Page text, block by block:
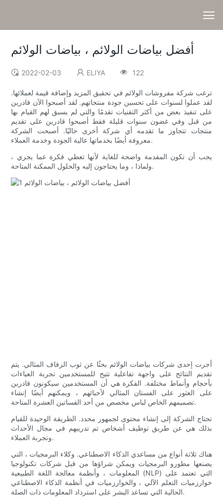
أفضل بياضات الولائم ، بياضات الولائم
2022-02-03 ELIYA 122
ترغب شركة مفروشات الولائم في تحقيق المزيد وإضافة قيمة لعملائها.
لقد عملوا لسنوات على تحسين جودة منتجاتهم. لقد أصبحوا الآن قادرين
على تنفيذ بعض من أكثر التقنيات تقدمًا والتي لم يسبق لهم القيام بها
من قبل وفي غضون سنوات قليلة فقط أصبحوا قادرين على تقديم
منتجات تتجاوز ما تقدمه أي شركة أخرى حاليًا. أصبحت الشركة
معروفة أيضًا بخدماتها عالية الجودة وخدمة العملاء.
يجب أن تكون المقدمة واضحة للغاية لأنها تعطي فكرة عما يجري ،
ولماذا ، وما يحتاجون إليه والحلول الممكنة المتاحة.
أجرت إحدى شركات بياضات الولائم بحثًا عن ثوب الزفاف المثالي. يتم
تقديم النتائج على واجهة تفاعلية تتيح للمستخدمين تجربة العباءات
بأحجام وأنماط مختلفة. الفكرة هي أن المستخدمين سيكونون قادرين
على العثور على الفستان المثالي لأحبائهم ، ويمكنهم أيضًا إنشاء
تصميمهم الخاص لباس مخصص من أحد الفساتين العشرة المتاحة.
تحتاج الشركة إلى إنشاء محتوى لجمهور محدد. الطريقة الوحيدة للقيام
بذلك هي عن طريق توظيف أشخاص تم تدريبهم في مجال الأحداث
وتجربة العملاء.
هناك ثلاثة أنواع من مساعدي الذكاء الاصطناعي. وكلاء البرمجيات ، التي
يصنعها مطورو البرمجيات ويمكن شراؤها من قبل شركات تكنولوجيا
المعلومات ، وأنظمة معالجة اللغة الطبيعية (NLP) التي تعتمد على
خوارزميات التعلم الآلي ، والخوارزميات في أنظمة الذكاء الاصطناعي
الحالية التي تساعد البشر على استرداد المعلومات ذات الصلة.